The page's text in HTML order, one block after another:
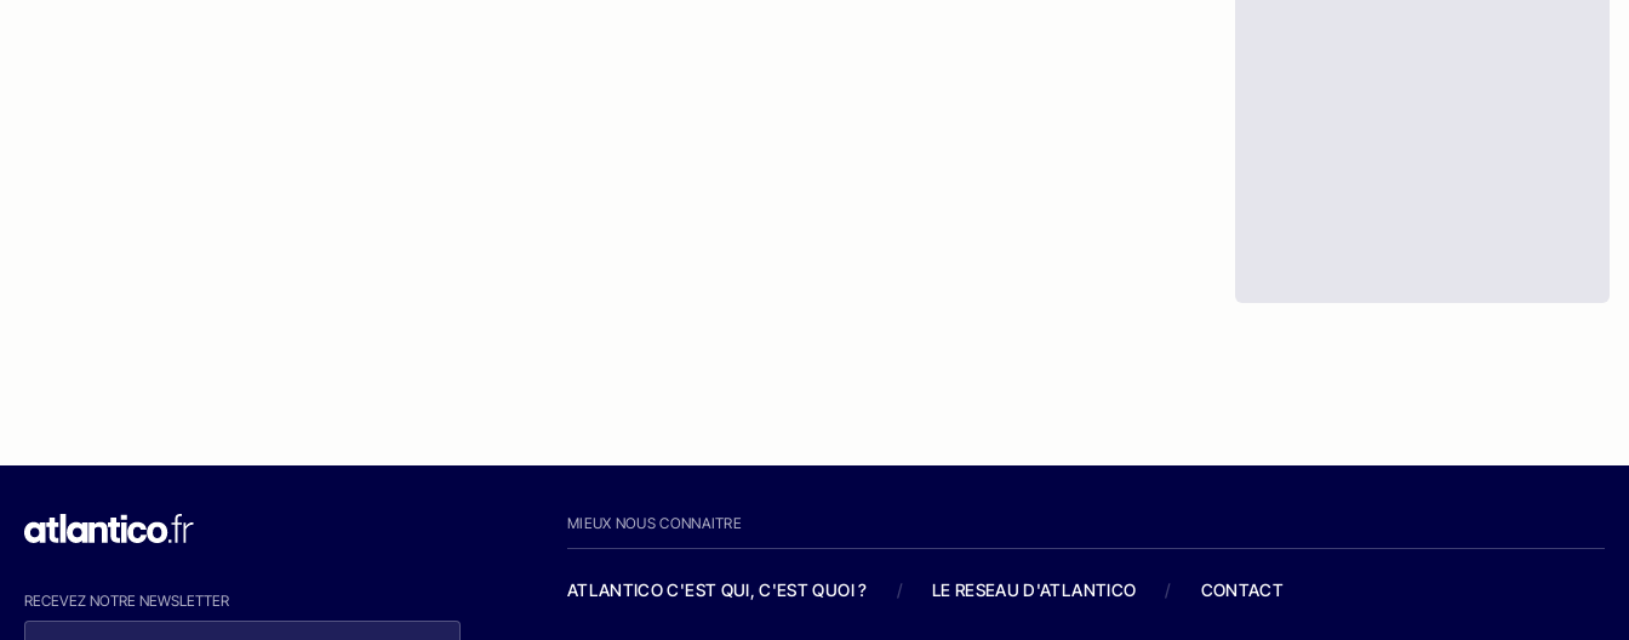
RECEVEZ NOTRE NEWSLETTER
MIEUX NOUS CONNAITRE
ATLANTICO C'EST QUI, C'EST QUOI ? / LE RESEAU D'ATLANTICO / CONTACT